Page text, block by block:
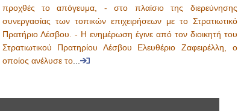
προχθές το απόγευμα, - στο πλαίσιο της διερεύνησης
συνεργασίας των τοπικών επιχειρήσεων με το Στρατιωτικό
Πρατήριο Λέσβου. - Η ενημέρωση έγινε από τον διοικητή του
Στρατιωτικού Πρατηρίου Λέσβου Ελευθέριο Ζαφειρέλλη, ο
οποίος ανέλυσε το...